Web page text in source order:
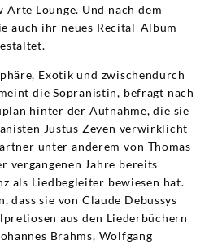
Lounge. Und nach dem
auch ihr neues Recital-Album
Exotik und zwischendurch
die Sopranistin, befragt nach
hinter der Aufnahme, die sie
Justus Zeyen verwirklicht
unter anderem von Thomas
vergangenen Jahre bereits
als Liedbegleiter bewiesen hat.
dass sie von Claude Debussys
aus den Liederbüchern
Brahms, Wolfgang